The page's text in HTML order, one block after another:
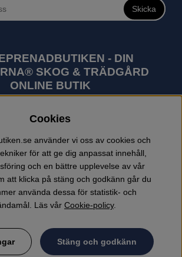
Skicka
- DIN
SKOG & TRÄDGÅRD
ONLINE BUTIK
som skogsmaskiner och
I sortimentet finns bl.a. robotgräsklippare,
trimmers, riders, åkgräsklippare,
gräsklippare, häcksaxar, lövblåsar,
skyddskläder och arbetskläder.
har snabba leveranser av Husqvarna
produkter.
Cookies
använder vi oss av cookies och
för att ge dig anpassat innehåll,
och en bättre upplevelse av vår
att klicka på stäng och godkänn går du
använda dessa för statistik- och
Läs vår Cookie-policy.
Stäng och godkänn